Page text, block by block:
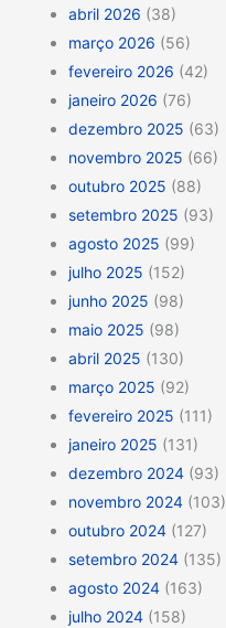
abril 2026 (38)
março 2026 (56)
fevereiro 2026 (42)
janeiro 2026 (76)
dezembro 2025 (63)
novembro 2025 (66)
outubro 2025 (88)
setembro 2025 (93)
agosto 2025 (99)
julho 2025 (152)
junho 2025 (98)
maio 2025 (98)
abril 2025 (130)
março 2025 (92)
fevereiro 2025 (111)
janeiro 2025 (131)
dezembro 2024 (93)
novembro 2024 (103)
outubro 2024 (127)
setembro 2024 (135)
agosto 2024 (163)
julho 2024 (158)